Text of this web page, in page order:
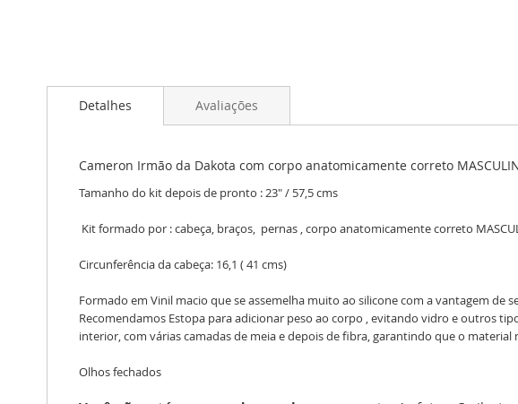
Detalhes
Cameron Irmão da Dakota com corpo anatomicamente correto
Tamanho do kit depois de pronto : 23" / 57,5 cms
Kit formado por : cabeça, braços, pernas , corpo anatomicamente correto
Circunferência da cabeça: 16,1 ( 41 cms)
Formado em Vinil macio que se assemelha muito ao silicone com a vantagem
Recomendamos Estopa para adicionar peso ao corpo , evitando vidro e outros
interior, com várias camadas de meia e depois de fibra, garantindo que o
Olhos fechados
Avaliações